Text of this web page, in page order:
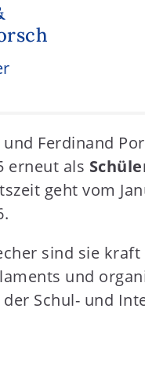
und Ferdinand
erneut als
geht vom
sind sie
und
Schul- und